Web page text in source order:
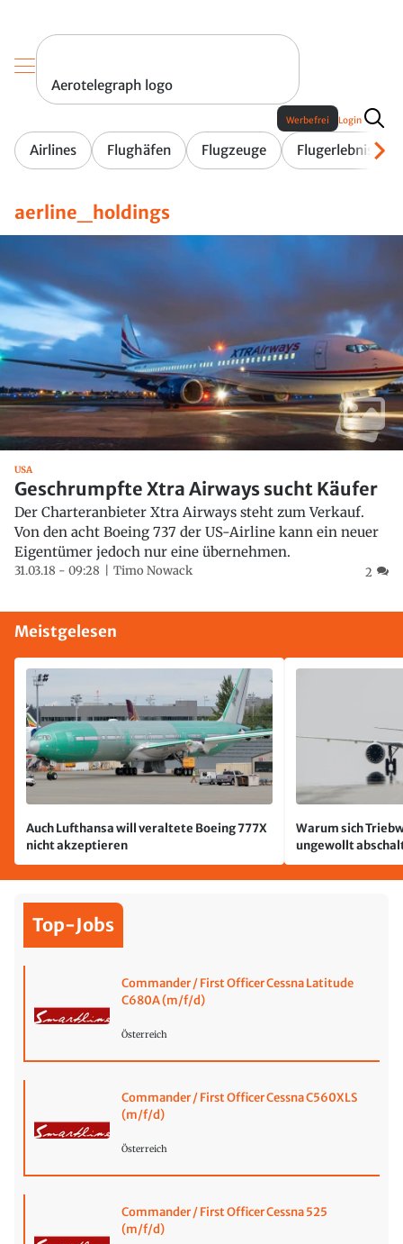
Aerotelegraph logo
Airlines Flughäfen Flugzeuge Flugerlebnis
Werbefrei Login
aerline_holdings
USA
Geschrumpfte Xtra Airways sucht Käufer
Der Charteranbieter Xtra Airways steht zum Verkauf.
Von den acht Boeing 737 der US-Airline kann ein neuer
Eigentümer jedoch nur eine übernehmen.
31.03.18 - 09:28 Timo Nowack 2
Meistgelesen
Auch Lufthansa will veraltete Boeing 777X
nicht akzeptieren
Warum sich
ungewollt
passiert
Top-Jobs
Commander / First Officer Cessna Latitude
C680A (m/f/d)
Österreich
Commander / First Officer Cessna C560XLS
(m/f/d)
Österreich
Commander / First Officer Cessna 525
(m/f/d)